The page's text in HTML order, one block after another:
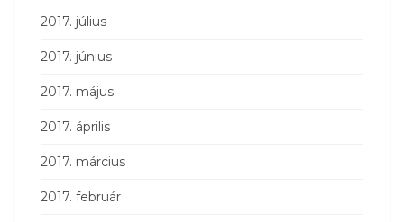
2017. július
2017. június
2017. május
2017. április
2017. március
2017. február